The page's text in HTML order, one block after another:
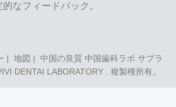
なフィードバック。
| 地図 | 中国の良質 中国歯科ラボ サプラ
DENTAI LABORATORY. 複製権所有。